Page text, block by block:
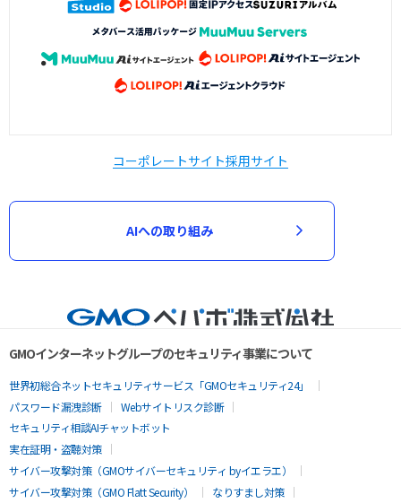
コーポレートサイト採用サイト
AIへの取り組み
GMOインターネットグループのセキュリティ事業について
世界初総合ネットセキュリティサービス「GMOセキュリティ24」
パスワード漏洩診断
Webサイトリスク診断
セキュリティ相談AIチャットボット
実在証明・盗聴対策
サイバー攻撃対策（GMOサイバーセキュリティ byイエラエ）
サイバー攻撃対策（GMO Flatt Security）
なりすまし対策